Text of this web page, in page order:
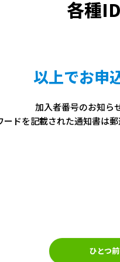
各種
以上でお申
加入者番号のお知ら
ードを記載された通知書は
ひとつ